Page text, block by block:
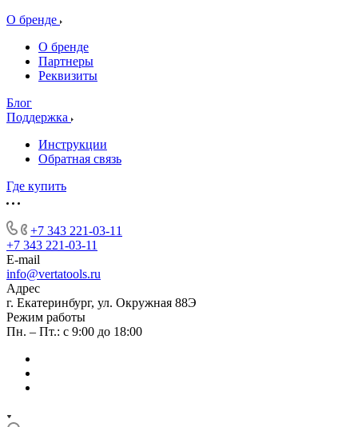
О бренде
О бренде
Партнеры
Реквизиты
Блог
Поддержка
Инструкции
Обратная связь
Где купить
+7 343 221-03-11
+7 343 221-03-11
E-mail
info@vertatools.ru
Адрес
г. Екатеринбург, ул. Окружная 88Э
Режим работы
Пн. – Пт.: с 9:00 до 18:00